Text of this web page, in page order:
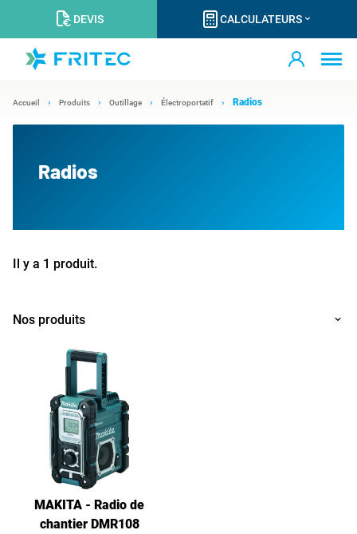
DEVIS CALCULATEURS
Accueil Produits Outillage Électroportatif Radios
Radios
Il y a 1 produit.
Nos produits
MAKITA - Radio de
chantier DMR108